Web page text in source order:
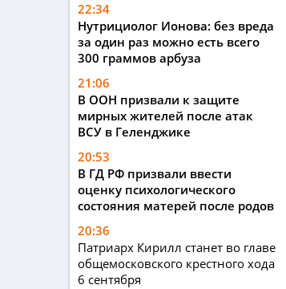
22:34
Нутрициолог Ионова: без вреда
за один раз можно есть всего
300 граммов арбуза
21:06
В ООН призвали к защите
мирных жителей после атак
ВСУ в Геленджике
20:53
В ГД РФ призвали ввести
оценку психологического
состояния матерей после родов
20:36
Патриарх Кирилл станет во главе
общемосковского крестного хода
6 сентября